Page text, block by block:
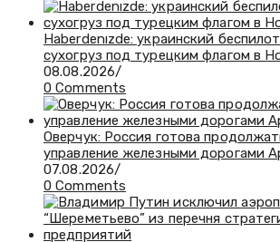
Haberdenızde: украинский
сухогруз под турецким флагом в
08.08.2026/
0 Comments
Оверчук: Россия готова
управление железными дорогами
07.08.2026/
0 Comments